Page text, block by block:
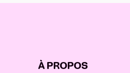
À PROPOS